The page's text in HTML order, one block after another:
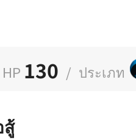
HP 130 / ประเภท